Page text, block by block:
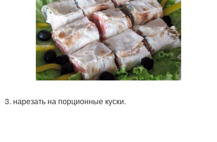
3. нарезать на порционные куски.